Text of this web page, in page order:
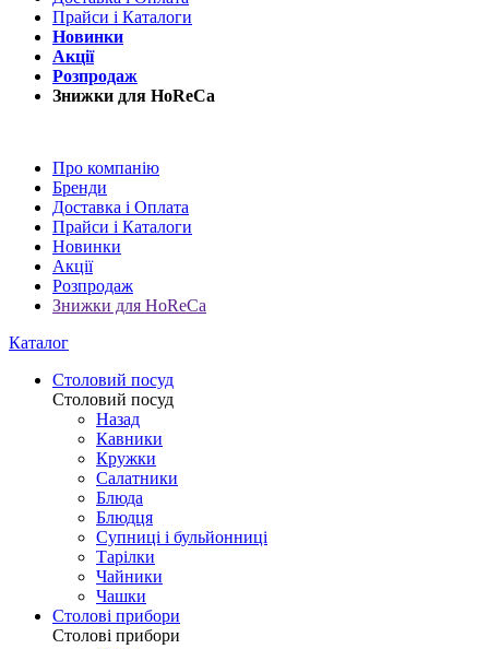
Прайси і Каталоги
Новинки
Акції
Розпродаж
Знижки для HoReCa
Про компанію
Бренди
Доставка і Оплата
Прайси і Каталоги
Новинки
Акції
Розпродаж
Знижки для HoReCa
Каталог
Столовий посуд
Столовий посуд
Назад
Кавники
Кружки
Салатники
Блюда
Блюдця
Супниці і бульйонниці
Тарілки
Чайники
Чашки
Столові прибори
Столові прибори